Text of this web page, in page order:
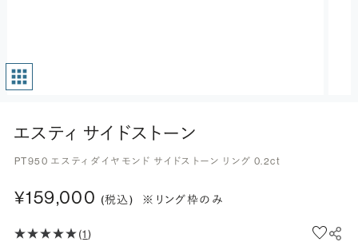
エスティ サイドストーン
PT950 エスティ ダイヤモンド サイドストーン リング 0.2ct
¥159,000 (税込) ※リング枠のみ
(1)